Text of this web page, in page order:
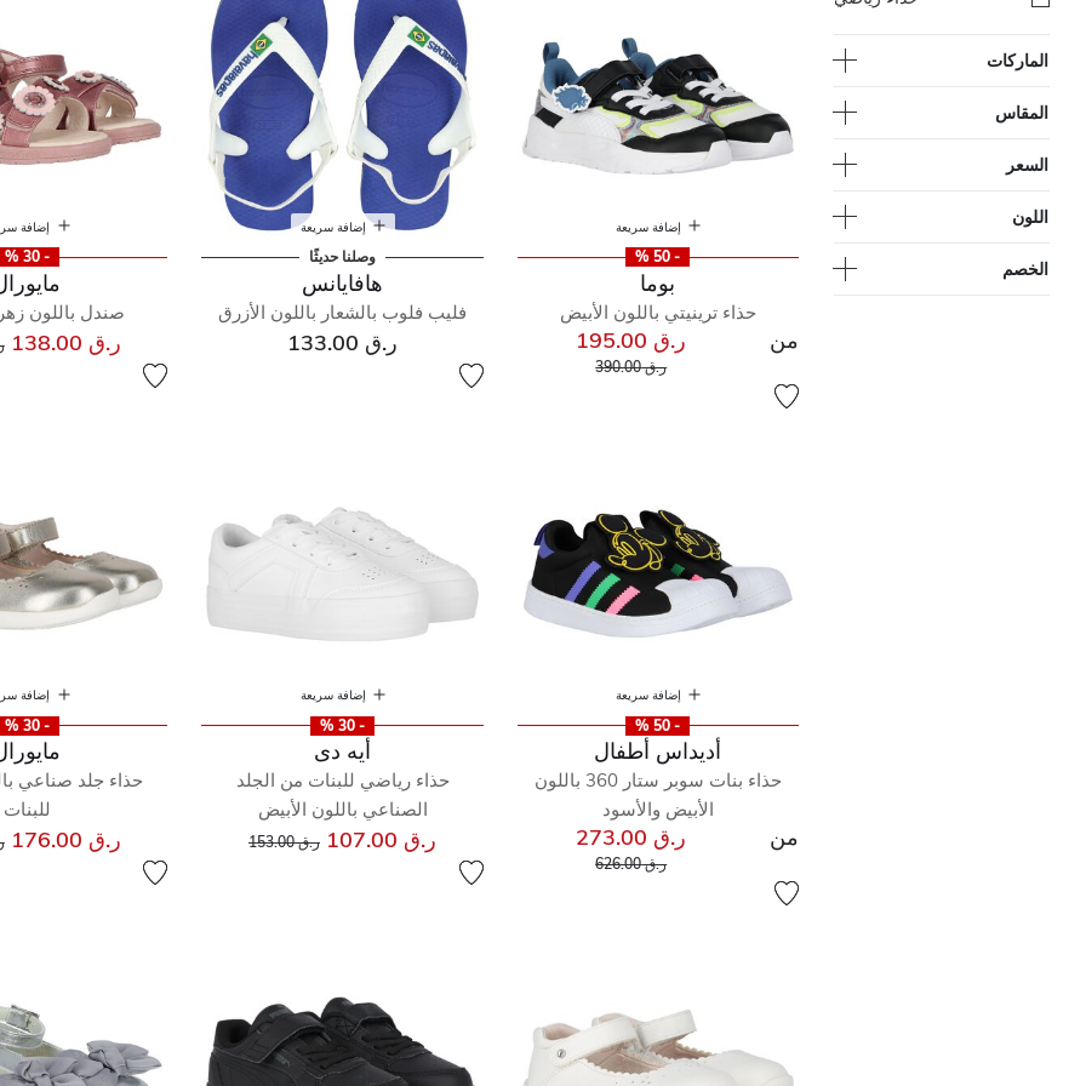
الماركات
المقاس
السعر
اللون
الخصم
إضافة سريعة
- 50 %
بوما
حذاء ترينيتي باللون الأبيض
من ر.ق 195.00
سعر مخفض من
ر.ق 390.00 إلى
إضافة سريعة
وصلنا حديثًا
هافايانس
فليب فلوب بالشعار باللون الأزرق
ر.ق 133.00
إضافة
- 30 %
صندل باللون
ر.ق 138.00
إضافة سريعة
- 50 %
أديداس أطفال
حذاء بنات سوبر ستار 360 باللون
الأبيض والأسود
من ر.ق 273.00
سعر مخفض من
ر.ق 626.00 إلى
إضافة سريعة
- 30 %
أيه دى
حذاء رياضي للبنات من الجلد
الصناعي باللون الأبيض
ر.ق 107.00 سعر مخفض من
ر.ق 153.00 إلى
إضافة
- 30 %
حذاء جلد صناعي
للبنات
ر.ق 176.00